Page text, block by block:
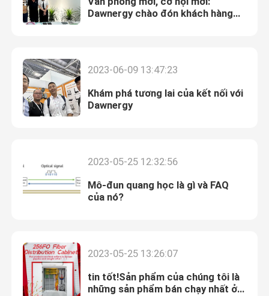
Sản phẩm
Dawnergy chào đón khách hàng
2023-06-09 13:47:23
Khám phá tương lai của kết nối với
Dawnergy
2023-05-25 12:32:56
Mô-đun quang học là gì và FAQ
của nó?
2023-05-25 13:26:07
tin tốt!Sản phẩm của chúng tôi là
những sản phẩm bán chạy nhất ở